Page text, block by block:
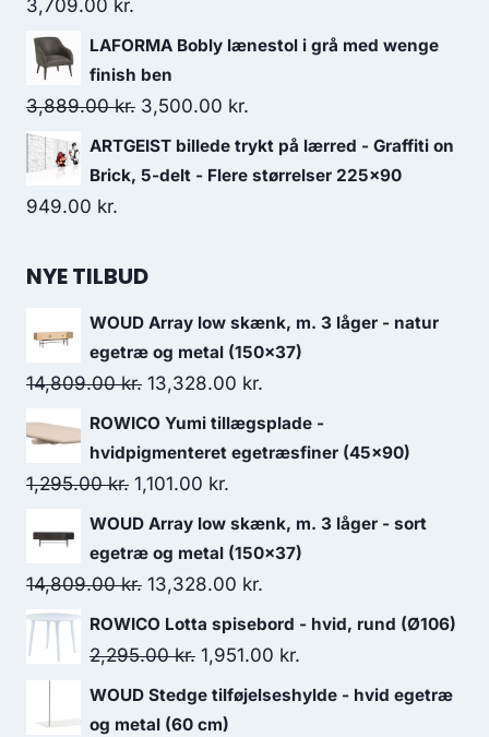
3,709.00 kr.
LAFORMA Bobly lænestol i grå med wenge
finish ben
3,889.00kr. 3,500.00 kr.
ARTGEIST billede trykt på lærred - Graffiti on
Brick, 5-delt - Flere størrelser 225x90
949.00 kr.
NYE TILBUD
WOUD Array low skænk, m. 3 låger - natur
egetræ og metal (150x37)
14,809.00kr. 13,328.00 kr.
ROWICO Yumi tillægsplade -
hvidpigmenteret egetræsfiner (45x90)
1,295.00kr. 1,101.00 kr.
WOUD Array low skænk, m. 3 låger - sort
egetræ og metal (150x37)
14,809.00kr. 13,328.00 kr.
ROWICO Lotta spisebord - hvid, rund (Ø106)
2,295.00kr. 1,951.00 kr.
WOUD Stedge tilføjelseshylde - hvid egetræ
og metal (60 cm)